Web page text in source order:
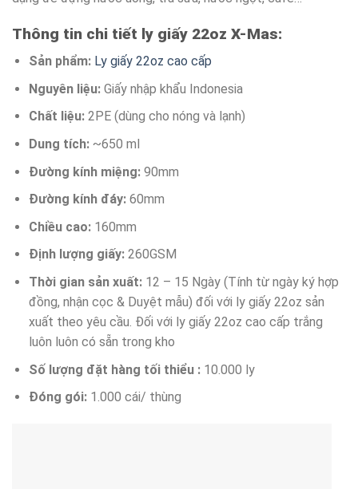
Thông tin chi tiết ly giấy 22oz X-Mas:
Sản phẩm: Ly giấy 22oz cao cấp
Nguyên liệu: Giấy nhập khẩu Indonesia
Chất liệu: 2PE (dùng cho nóng và lạnh)
Dung tích: ~650 ml
Đường kính miệng: 90mm
Đường kính đáy: 60mm
Chiều cao: 160mm
Định lượng giấy:260GSM
Thời gian sản xuất:12 – 15 Ngày (Tính từ ngày ký hợp
đồng, nhận cọc & Duyệt mẫu) đối với ly giấy 22oz sản
xuất theo yêu cầu. Đối với ly giấy 22oz cao cấp trắng
luôn luôn có sẵn trong kho
Số lượng đặt hàng tối thiểu : 10.000 ly
Đóng gói:1.000 cái/ thùng